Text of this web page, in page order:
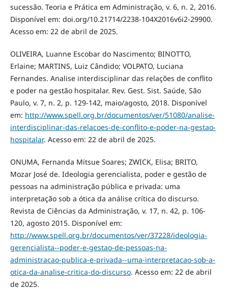
sucessão. Teoria e Prática em Administração, v. 6, n. 2, 2016.
Disponível em: doi.org/10.21714/2238-104X2016v6i2-29900.
Acesso em: 22 de abril de 2025.
OLIVEIRA, Luanne Escobar do Nascimento; BINOTTO,
Erlaine; MARTINS, Luiz Cândido; VOLPATO, Luciana
Fernandes. Analise interdisciplinar das relações de conflito
e poder na gestão hospitalar. Rev. Gest. Sist. Saúde, São
Paulo, v. 7, n. 2, p. 129-142, maio/agosto, 2018. Disponível
em: http://www.spell.org.br/documentos/ver/51080/analise-
interdisciplinar-das-relacoes-de-conflito-e-poder-na-gestao-
hospitalar. Acesso em: 22 de abril de 2025.
ONUMA, Fernanda Mitsue Soares; ZWICK, Elisa; BRITO,
Mozar José de. Ideologia gerencialista, poder e gestão de
pessoas na administração pública e privada: uma
interpretação sob a ótica da análise crítica do discurso.
Revista de Ciências da Administração, v. 17, n. 42, p. 106-
120, agosto 2015. Disponível em:
http://www.spell.org.br/documentos/ver/37228/ideologia-
gerencialista--poder-e-gestao-de-pessoas-na-
administracao-publica-e-privada--uma-interpretacao-sob-a-
otica-da-analise-critica-do-discurso. Acesso em: 22 de abril
de 2025.